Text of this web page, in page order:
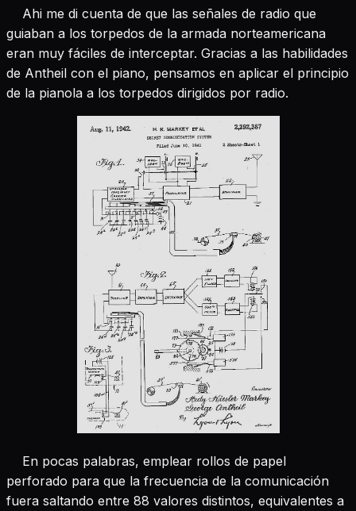
Ahi me di cuenta de que las señales de radio que
guiaban a los torpedos de la armada norteamericana
eran muy fáciles de interceptar. Gracias a las habilidades
de Antheil con el piano, pensamos en aplicar el principio
de la pianola a los torpedos dirigidos por radio.
En pocas palabras, emplear rollos de papel
perforado para que la frecuencia de la comunicación
fuera saltando entre 88 valores distintos, equivalentes a